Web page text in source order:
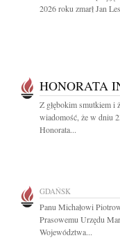
2026 roku zmarł Jan
HONORATA
Z głębokim smutkiem i
wiadomość, że w dniu
Honorata...
GDAŃSK
Panu Michałowi
Prasowemu Urzędu
Województwa...